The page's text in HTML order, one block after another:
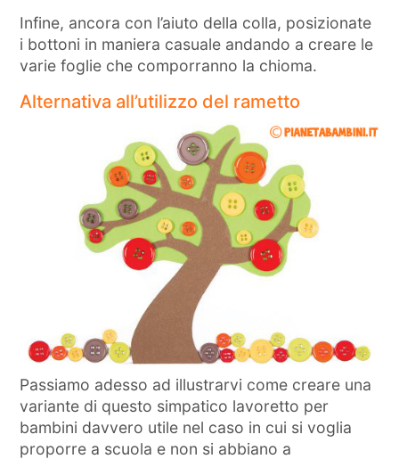
Infine, ancora con l’aiuto della colla, posizionate
i bottoni in maniera casuale andando a creare le
varie foglie che comporranno la chioma.
Alternativa all’utilizzo del rametto
Passiamo adesso ad illustrarvi come creare una
variante di questo simpatico lavoretto per
bambini davvero utile nel caso in cui si voglia
proporre a scuola e non si abbiano a